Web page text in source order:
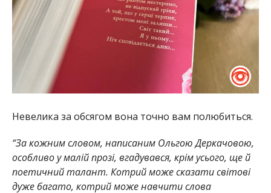
Невелика за обсягом вона точно вам полюбиться.
“За кожним словом, написаним Ольгою Деркачовою,
особливо у малій прозі, вгадувався, крім усього, ще й
поетичний талант. Котрий може сказати світові
дуже багато, котрий може навчити слова